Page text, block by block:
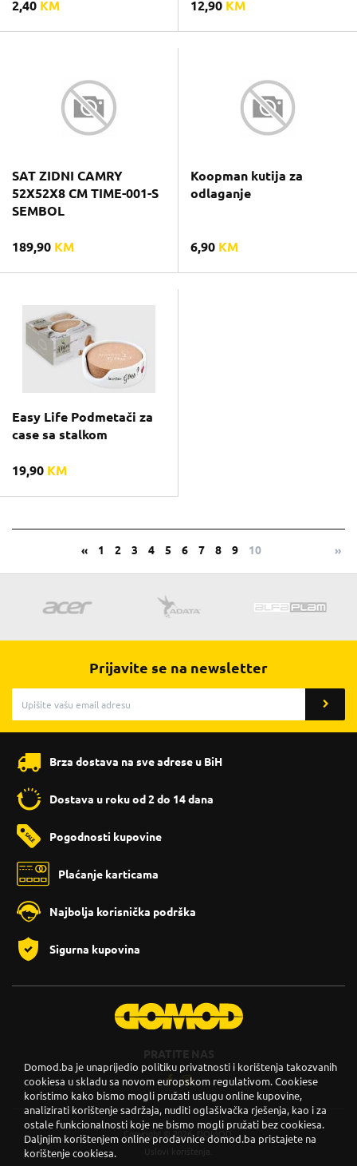
2,40 KM 12,90 KM
SAT ZIDNI CAMRY
52X52X8 CM TIME-001-S
SEMBOL
189,90 KM
Koopman kutija za
odlaganje
6,90 KM
Easy Life Podmetači za
case sa stalkom
19,90 KM
« 1 2 3 4 5 6 7 8 9 10 »
Prijavite se na newsletter
Brza dostava na sve adrese u BiH
Dostava u roku od 2 do 14 dana
Pogodnosti kupovine
Plaćanje karticama
Najbolja korisnička podrška
Sigurna kupovina
PRATITE NAS
Copyright © 2026. DOMOD.
Uslovi korištenja
Domod.ba je unaprijedio politiku privatnosti i korištenja takozvanih
cookiesa u skladu sa novom europskom regulativom. Cookiese
koristimo kako bismo mogli pružati uslugu online kupovine,
analizirati korištenje sadržaja, nuditi oglašivačka rješenja, kao i za
ostale funkcionalnosti koje ne bismo mogli pružati bez cookiesa.
Daljnjim korištenjem online prodavnice domod.ba pristajete na
korištenje cookiesa.